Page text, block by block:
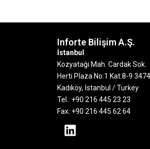
Inforte Bilişim A.Ş.
İstanbul
Kozyataği Mah. Cardak Sok.
Herti Plaza No:1 Kat:8-9
Kadıköy, İstanbul / Turkey
Tel.: +90 216 445 23 23
Fax: +90 216 445 62 64